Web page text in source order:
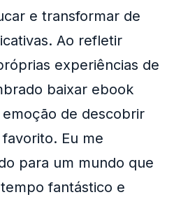
e transformar de
Ao refletir
experiências de
baixar ebook
de descobrir
Eu me
para um mundo que
fantástico e